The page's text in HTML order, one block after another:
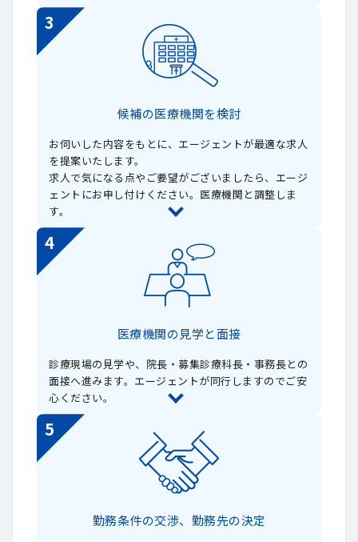
3
候補の医療機関を検討
お伺いした内容をもとに、エージェントが最適な求人
を提案いたします。
求人で気になる点やご要望がございましたら、エージ
ェントにお申し付けください。医療機関と調整しま
す。
4
医療機関の見学と面接
診療現場の見学や、院長・募集診療科長・事務長との
面接へ進みます。エージェントが同行しますのでご安
心ください。
5
勤務条件の交渉、勤務先の決定